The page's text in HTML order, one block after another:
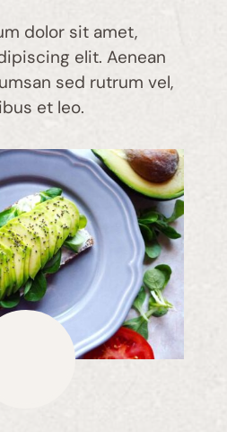
dolor sit amet,
elit. Aenean
sed rutrum vel,
et leo.